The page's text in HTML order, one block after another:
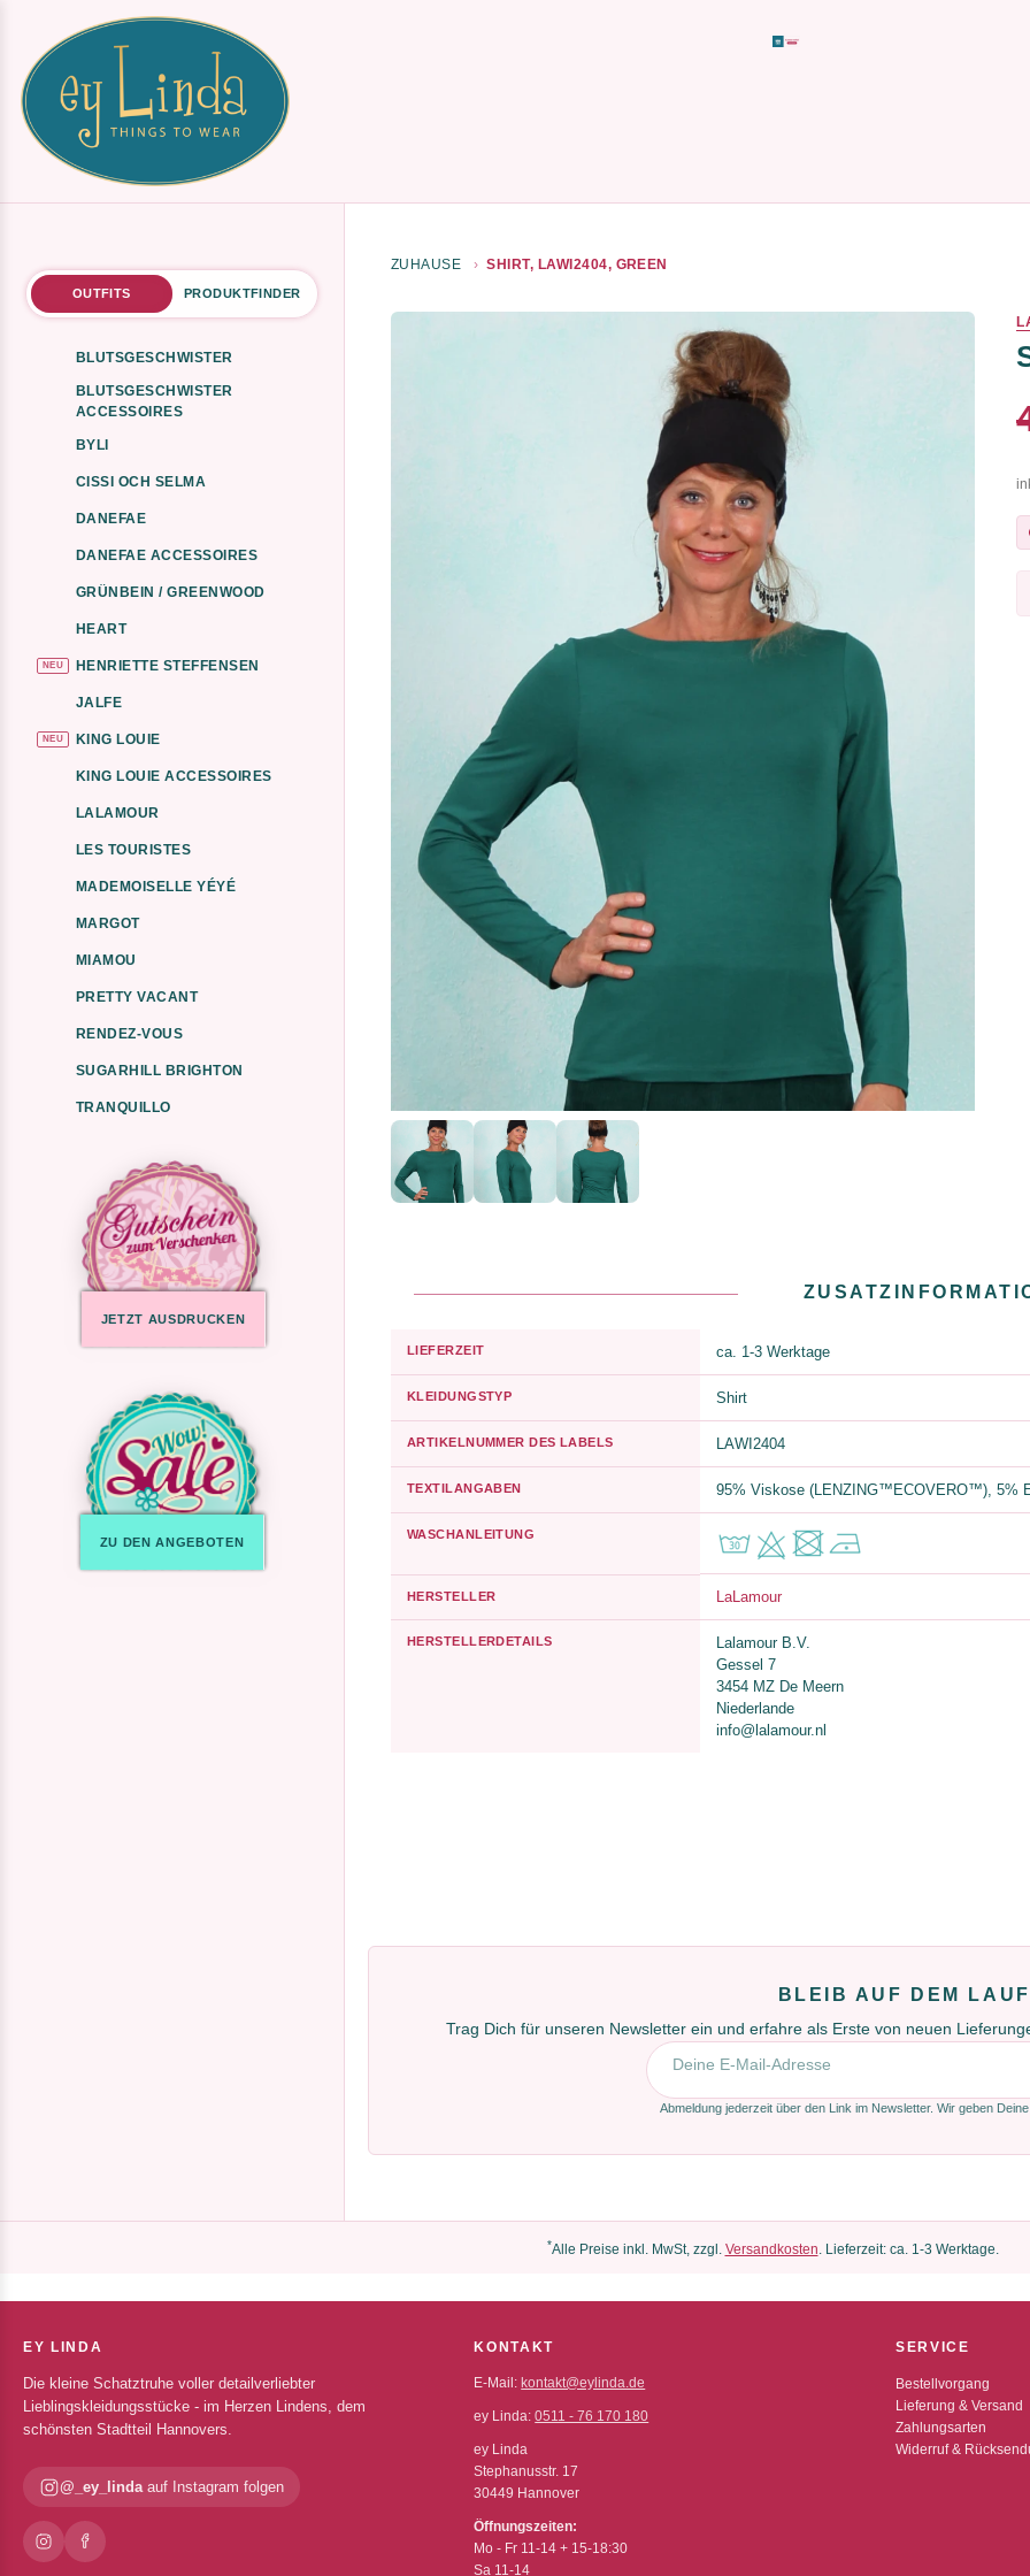
OUTFITS PRODUKTFINDER
BLUTSGESCHWISTER
BLUTSGESCHWISTER
ACCESSOIRES
BYLI
CISSI OCH SELMA
DANEFAE
DANEFAE ACCESSOIRES
GRÜNBEIN / GREENWOOD
HEART
NEU HENRIETTE STEFFENSEN
JALFE
NEU KING LOUIE
KING LOUIE ACCESSOIRES
LALAMOUR
LES TOURISTES
MADEMOISELLE YÉYÉ
MARGOT
MIAMOU
PRETTY VACANT
RENDEZ-VOUS
SUGARHILL BRIGHTON
TRANQUILLO
JETZT AUSDRUCKEN
ZU DEN ANGEBOTEN
ZUHAUSE SHIRT, LAWI2404, GREEN
LIEFERZEIT ca. 1-3 Werktage
KLEIDUNGSTYP Shirt
ARTIKELNUMMER DES LABELS LAWI2404
TEXTILANGABEN 95% Viskose (LENZING™ECOVERO™), 5%
WASCHANLEITUNG
HERSTELLER LaLamour
HERSTELLERDETAILS
Lalamour B.V.
Gessel 7
3454 MZ De Meern
Niederlande
info@lalamour.nl
BLEIB AUF DEM
Trag Dich für unseren Newsletter ein und erfahre als Erste von neuen
E-Mail-Adresse
Abmeldung jederzeit über den Link im Newsletter. Wir geben
*Alle Preise inkl. MwSt, zzgl. Versandkosten. Lieferzeit: ca. 1-3 Werktage.
EY LINDA
Die kleine Schatztruhe voller detailverliebter
Lieblingskleidungsstücke - im Herzen Lindens, dem
schönsten Stadtteil Hannovers.
@_ey_lindaauf Instagram folgen
KONTAKT
E-Mail: kontakt@eylinda.de
ey Linda:0511 - 76 170 180
ey Linda
Stephanusstr. 17
30449 Hannover
Öffnungszeiten:
Mo - Fr 11-14 + 15-18:30
Sa 11-14
SERVICE
Bestellvorgang
Lieferung & Versand
Zahlungsarten
Widerruf &